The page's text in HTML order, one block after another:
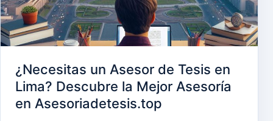
¿Necesitas un Asesor de Tesis en
Lima? Descubre la Mejor Asesoría
en Asesoriadetesis.top